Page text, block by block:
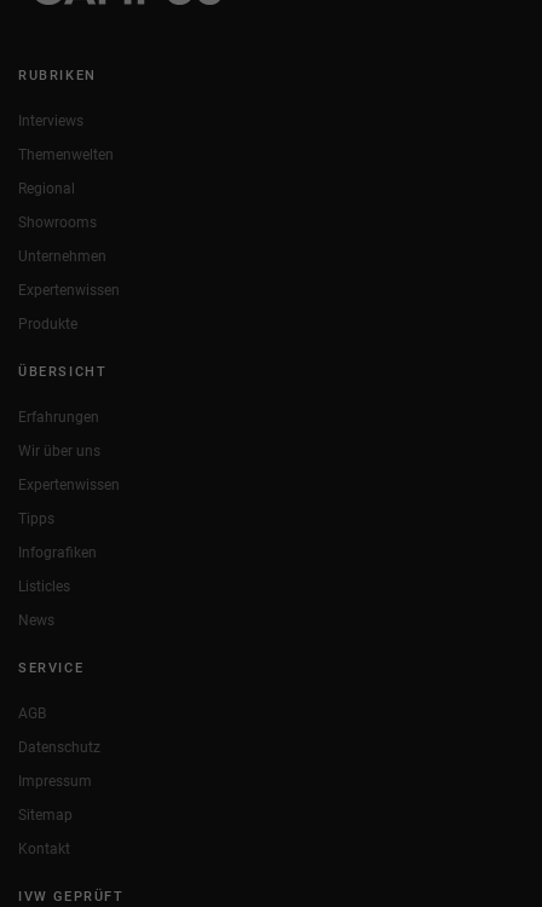
RUBRIKEN
Interviews
Themenwelten
Regional
Showrooms
Unternehmen
Expertenwissen
Produkte
ÜBERSICHT
Erfahrungen
Wir über uns
Expertenwissen
Tipps
Infografiken
Listicles
News
SERVICE
AGB
Datenschutz
Impressum
Sitemap
Kontakt
IVW GEPRÜFT